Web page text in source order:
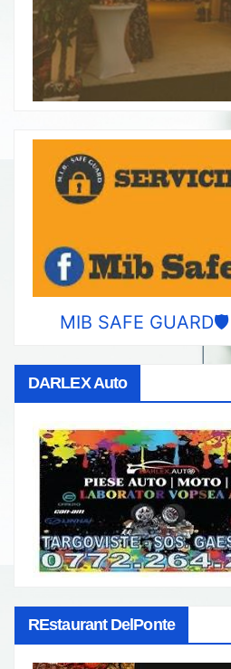
MIB SAFE GUARD🛡️
DARLEX Auto
REstaurant DelPonte